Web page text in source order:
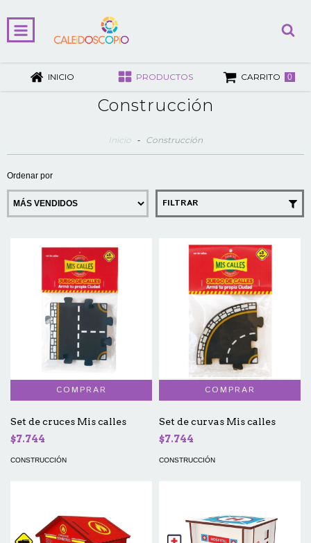
INICIO PRODUCTOS CARRITO 0
Construcción
Inicio - Construcción
Ordenar por
FILTRAR
Set de cruces Mis calles
$7.744
CONSTRUCCIÓN
Set de curvas Mis calles
$7.744
CONSTRUCCIÓN